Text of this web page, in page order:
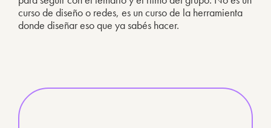
curso de diseño o redes, es un curso de la herramienta
donde diseñar eso que ya sabés hacer.